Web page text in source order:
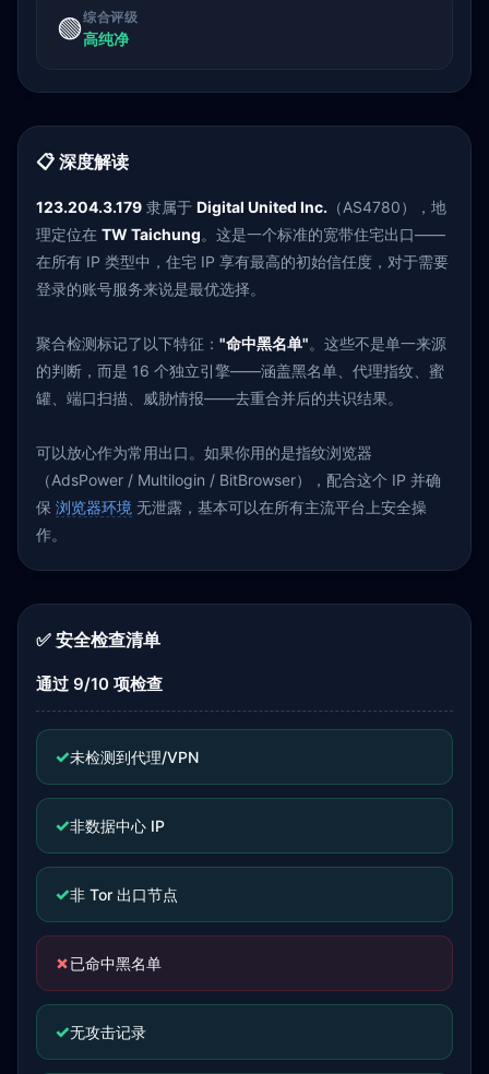
🟢综合评级
高纯净
📋 深度解读
123.204.3.179 隶属于 Digital United Inc. （AS4780），地
理定位在 TW Taichung。这是一个标准的宽带住宅出口——
在所有 IP 类型中，住宅 IP 享有最高的初始信任度，对于需要
登录的账号服务来说是最优选择。
聚合检测标记了以下特征： "命中黑名单"。这些不是单一来源
的判断，而是 16 个独立引擎——涵盖黑名单、代理指纹、蜜
罐、端口扫描、威胁情报——去重合并后的共识结果。
可以放心作为常用出口。如果你用的是指纹浏览器
（AdsPower / Multilogin / BitBrowser），配合这个 IP 并确
保 浏览器环境 无泄露，基本可以在所有主流平台上安全操
作。
✅ 安全检查清单
通过 9/10 项检查
✓未检测到代理/VPN
✓非数据中心 IP
✓非 Tor 出口节点
✗已命中黑名单
✓无攻击记录